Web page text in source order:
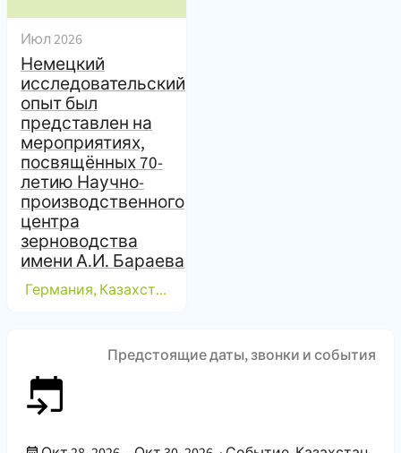
Немецкий
исследовательский
опыт был
представлен на
мероприятиях,
посвящённых 70-
летию Научно-
производственного
центра
зерноводства
имени А.И. Бараева
Июл 2026
( Германия, Казахстан
Предстоящие даты, звонки и события